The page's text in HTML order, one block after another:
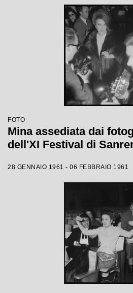
FOTO
Mina assediata dai
dell'XI Festival di
28 GENNAIO 1961 - 06 FEBBRAIO 1961